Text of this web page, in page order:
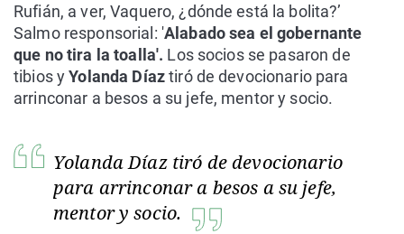
Rufián, a ver, Vaquero, ¿dónde está la bolita?’
Salmo responsorial: 'Alabado sea el gobernante
que no tira la toalla'. Los socios se pasaron de
tibios yYolanda Díaztiró de devocionario para
arrinconar a besos a su jefe, mentor y socio.
Yolanda Díaz tiró de devocionario
para arrinconar a besos a su jefe,
mentor y socio.